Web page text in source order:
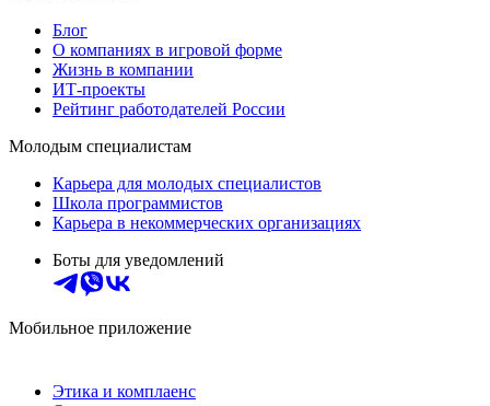
Блог
О компаниях в игровой форме
Жизнь в компании
ИТ-проекты
Рейтинг работодателей России
Молодым специалистам
Карьера для молодых специалистов
Школа программистов
Карьера в некоммерческих организациях
Боты для уведомлений
Мобильное приложение
Этика и комплаенс